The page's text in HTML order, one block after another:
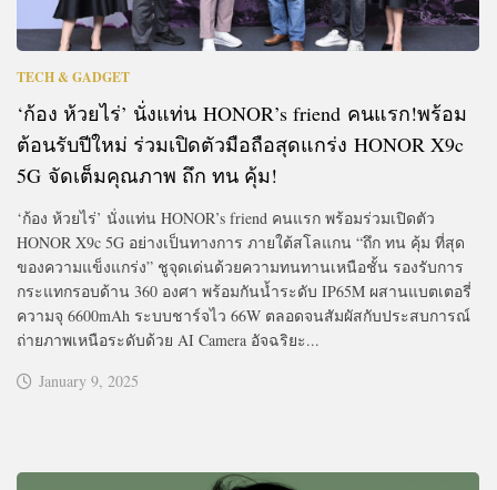
TECH & GADGET
‘ก้อง ห้วยไร่’ นั่งแท่น HONOR’s friend คนแรก!พร้อม
ต้อนรับปีใหม่ ร่วมเปิดตัวมือถือสุดแกร่ง HONOR X9c
5G จัดเต็มคุณภาพ ถึก ทน คุ้ม!
‘ก้อง ห้วยไร่’ นั่งแท่น HONOR’s friend คนแรก พร้อมร่วมเปิดตัว
HONOR X9c 5G อย่างเป็นทางการ ภายใต้สโลแกน “ถึก ทน คุ้ม ที่สุด
ของความแข็งแกร่ง” ชูจุดเด่นด้วยความทนทานเหนือชั้น รองรับการ
กระแทกรอบด้าน 360 องศา พร้อมกันน้ำระดับ IP65M ผสานแบตเตอรี่
ความจุ 6600mAh ระบบชาร์จไว 66W ตลอดจนสัมผัสกับประสบการณ์
ถ่ายภาพเหนือระดับด้วย AI Camera อัจฉริยะ...
January 9, 2025